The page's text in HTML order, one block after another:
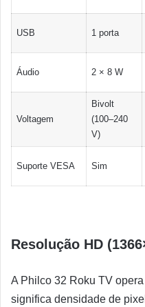
USB 1 porta
Áudio 2 × 8 W
Voltagem
Bivolt
(100–240
V)
Suporte VESA Sim
Resolução HD
A Philco 32 Roku TV
significa densidade de